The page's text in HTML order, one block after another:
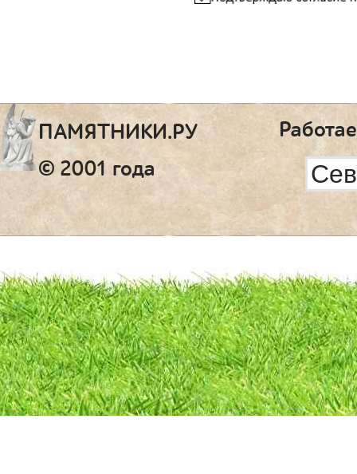
ПАМЯТНИКИ.РУ
© 2001 года